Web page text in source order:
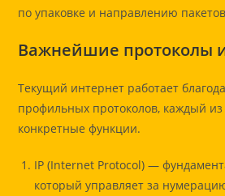
по упаковке и направлению
Важнейшие протоколы
Текущий интернет работает
профильных протоколов, каждый из
конкретные функции.
IP (Internet Protocol) —
который управляет за